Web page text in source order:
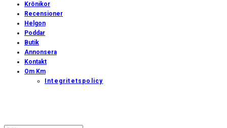
Krönikor
Recensioner
Helgon
Poddar
Butik
Annonsera
Kontakt
Om Km
Integritetspolicy